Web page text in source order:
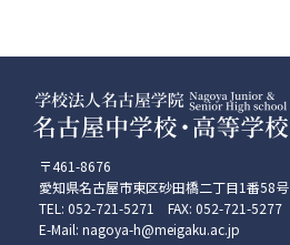
〒461-8676
愛知県名古屋市東区砂田橋二丁目1番58号
TEL: 052-721-5271 FAX: 052-721-5277
E-Mail: nagoya-h@meigaku.ac.jp